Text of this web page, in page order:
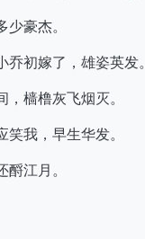
豪杰。
初嫁了，雄姿英发。
樯橹灰飞烟灭。
我，早生华发。
江月。